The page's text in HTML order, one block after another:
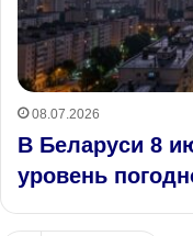
08.07.2026
В Беларуси 8
уровень